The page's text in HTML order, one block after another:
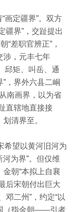
定疆界”。 双方
疆界”，交趾提出
“差职官辨正”，
涉，元丰七年
邱矩、叫岳、通
，界外六县二峒
南画界，以为省
直辖地直接接
清界至。
希望以黄河旧河为
为界”。 但仅维
朝“本拟上自襄
后宋朝付出巨大
邓二州”， 约定“以
（指金朝——引者